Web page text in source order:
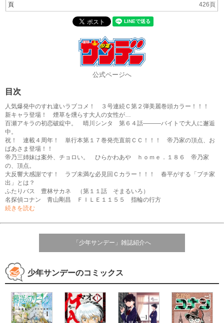
頁
426頁
公式ページへ
目次
人気爆発中のすれ違いラブコメ！ ３号連続Ｃ第２弾美麗巻頭カラー！！！
新キャラ登場！ 煙草を燻らす大人の女性が…
百瀬アキラの初恋破綻中。 晴川シンタ 第６４話―――バイトで大人に邂逅
中。
祝！ 連載４周年！ 単行本第１７巻発売直前ＣＣ！！！ 帝乃家の頂点、お
ばあさま登場！！
帝乃三姉妹は案外、チョロい。 ひらかわあや ｈｏｍｅ．１８６ 帝乃家
の、頂点。
大反響大感謝です！ ラブ未満な必見回Ｃカラー！！！ 春平がする「プチ家
出」とは？
ふたりバス 豊林サカネ （第１１話 そまるいろ）
名探偵コナン 青山剛昌 ＦＩＬＥ１１５５ 指輪の行方
廻天のアルバス 原作：牧彰久 作画：箭坪幹 第７４話｜勇者たれ
龍と苺 柳本光晴 第２６８話 棋士たちの目標
吾が君散るらむ 原作：詩石灯 漫画：月越優希 第〈７〉話 夜鐘煌の初陣
トニカクカワイイ 畑健二郎 第３３２話「よふかしのうたかな？」
ＭＡＯ 高橋留美子 ［第３０２話 魄の種を祓う］
魔王城でおやすみ 熊之股鍵次 第四百二十四夜 放浪！ ｓｅｘｙ道中
シルバーマウンテン 藤田和日郎 第三章 サイッダの嘘 其ノ十七 おあい
レッドブルー 波切敦 第１７６話：死んでやる
かくかまた くさかべゆうへい 第３５話 パズル
ヴァンパイドル滾 島本和彦 Ｓｔａｇｅ．３１ それがないと俺たちは
続きを読む
「少年サンデー」雑誌紹介へ
少年サンデーのコミックス